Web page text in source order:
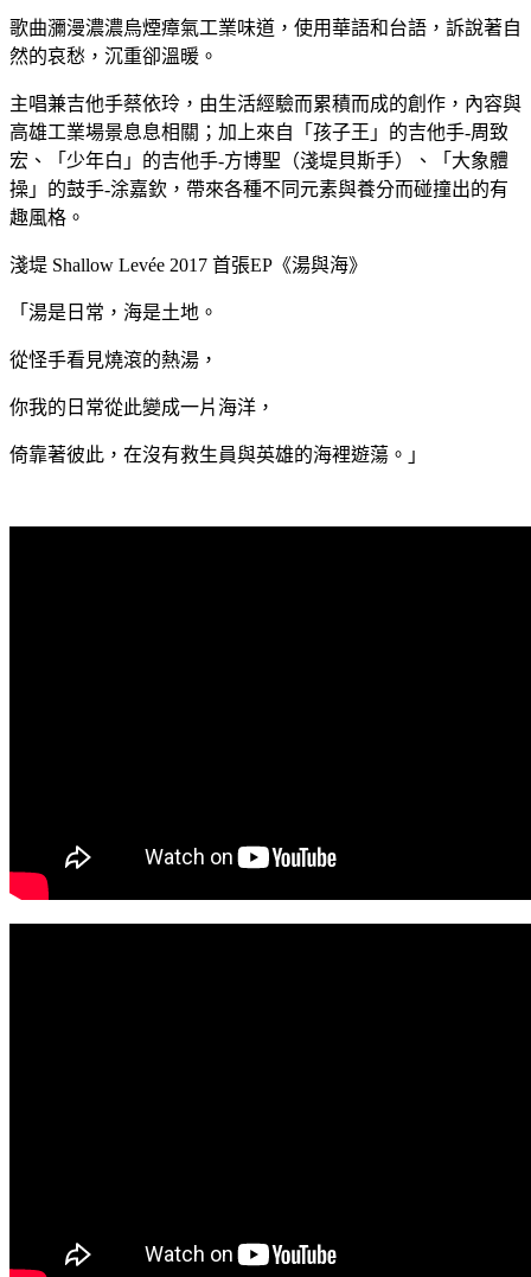
歌曲瀰漫濃濃烏煙瘴氣工業味道，使用華語和台語，訴說著自
然的哀愁，沉重卻溫暖。
主唱兼吉他手蔡依玲，由生活經驗而累積而成的創作，內容與
高雄工業場景息息相關；加上來自「孩子王」的吉他手-周致
宏、「少年白」的吉他手-方博聖（淺堤貝斯手）、「大象體
操」的鼓手-涂嘉欽，帶來各種不同元素與養分而碰撞出的有
趣風格。
淺堤 Shallow Levée 2017 首張EP《湯與海》
「湯是日常，海是土地。
從怪手看見燒滾的熱湯，
你我的日常從此變成一片海洋，
倚靠著彼此，在沒有救生員與英雄的海裡遊蕩。」